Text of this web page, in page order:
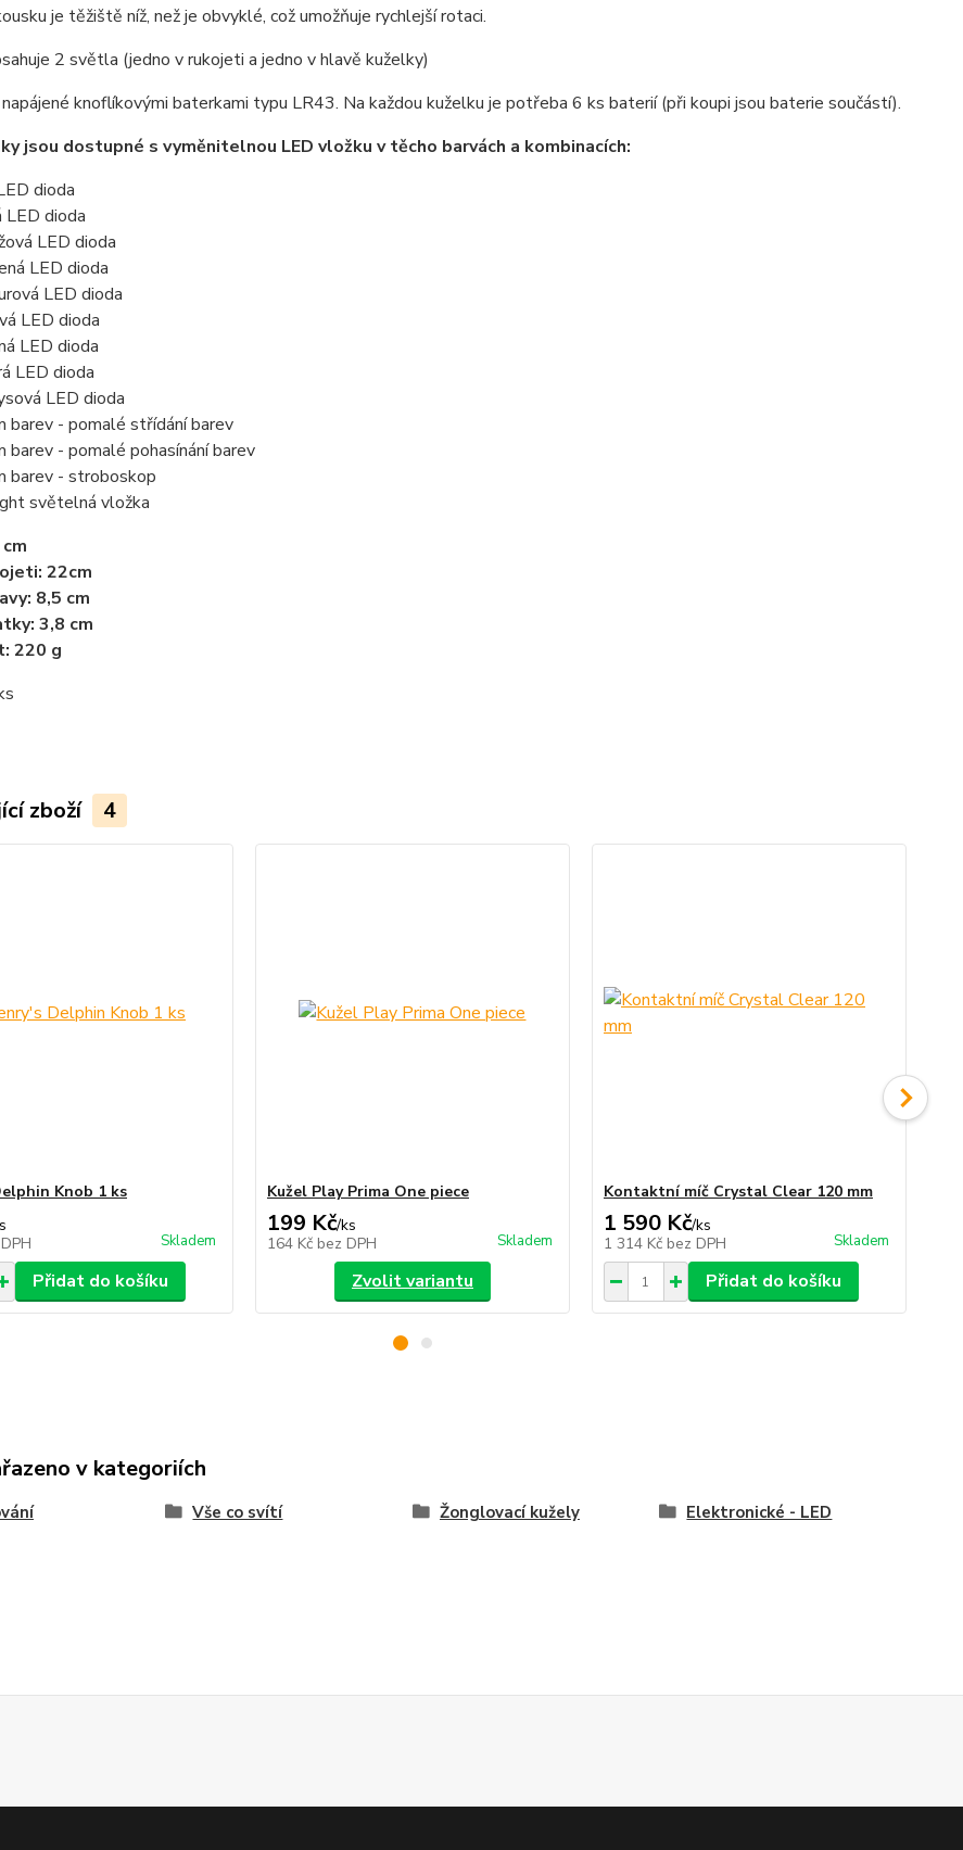
je těžiště níž, než je obvyklé, což umožňuje rychlejší rotaci.
2 světla (jedno v rukojeti a jedno v hlavě kuželky)
knoflíkovými baterkami typu LR43. Na každou kuželku je potřeba 6 ks baterií (při koupi jsou baterie součástí).
jsou dostupné s vyměnitelnou LED vložku v těcho barvách a kombinacích:
dioda
LED dioda
LED dioda
LED dioda
LED dioda
LED dioda
LED dioda
LED dioda
LED dioda
barev - pomalé střídání barev
barev - pomalé pohasínání barev
barev - stroboskop
světelná vložka
22cm
8,5 cm
3,8 cm
220 g
zboží 4
Knob 1 ks
Skladem
Přidat do košíku
Kužel Play Prima One piece
199 Kč/ks
164 Kč bez DPH Skladem
Zvolit variantu
Kontaktní míč Crystal Clear 120 mm
1 590 Kč/ks
1 314 Kč bez DPH Skladem
Přidat do košíku
v kategoriích
Vše co svítí Žonglovací kužely Elektronické - LED